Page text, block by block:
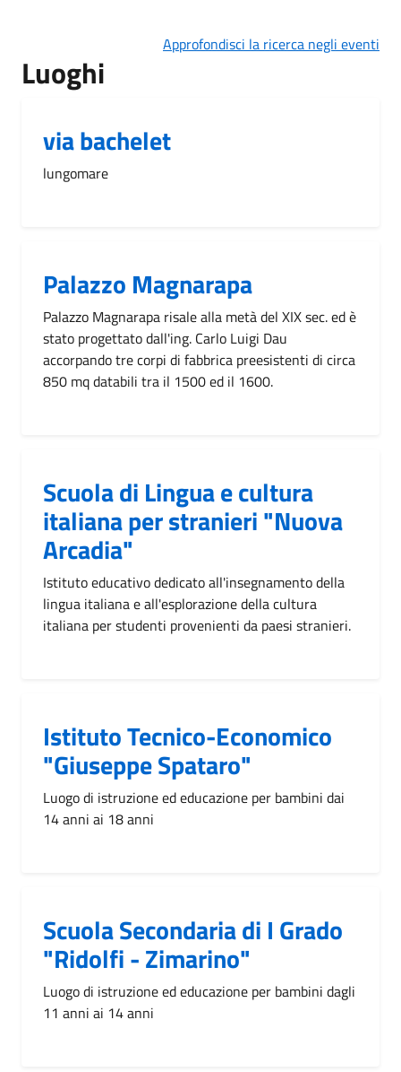
Approfondisci la ricerca negli eventi
Luoghi
via bachelet
lungomare
Palazzo Magnarapa
Palazzo Magnarapa risale alla metà del XIX sec. ed è
stato progettato dall'ing. Carlo Luigi Dau
accorpando tre corpi di fabbrica preesistenti di circa
850 mq databili tra il 1500 ed il 1600.
Scuola di Lingua e cultura
italiana per stranieri "Nuova
Arcadia"
Istituto educativo dedicato all'insegnamento della
lingua italiana e all'esplorazione della cultura
italiana per studenti provenienti da paesi stranieri.
Istituto Tecnico-Economico
"Giuseppe Spataro"
Luogo di istruzione ed educazione per bambini dai
14 anni ai 18 anni
Scuola Secondaria di I Grado
"Ridolfi - Zimarino"
Luogo di istruzione ed educazione per bambini dagli
11 anni ai 14 anni